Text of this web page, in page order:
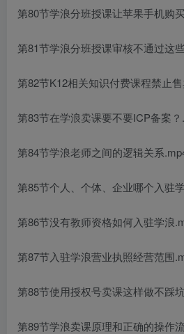
第80节学浪分班授课让苹果手机购
第81节学浪分班授课审核不通过这
第82节K12相关知识付费课程禁止
第83节在学浪卖课要不要ICP备案
第84节学浪老师之间的逻辑关系
第85节个人、个体、企业哪个入驻
第86节没有教师资格如何入驻学浪
第87节入驻学浪营业执照经营范围
第88节使用授权号卖课这样做不踩
第89节学浪卖课原理和正确的操作